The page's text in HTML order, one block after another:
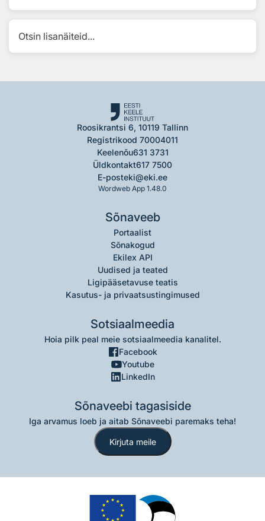
Otsin lisanäiteid...
Roosikrantsi 6, 10119 Tallinn
Registrikood 70004011
Keelenõu631 3731
Üldkontakt617 7500
E-posteki@eki.ee
Wordweb App 1.48.0
Sõnaveeb
Portaalist
Sõnakogud
Ekilex API
Uudised ja teated
Ligipääsetavuse teatis
Kasutus- ja privaatsustingimused
Sotsiaalmeedia
Hoia pilk peal meie sotsiaalmeedia kanalitel.
Facebook
Youtube
LinkedIn
Sõnaveebi tagasiside
Iga arvamus loeb ja aitab Sõnaveebi paremaks teha!
Kirjuta meile